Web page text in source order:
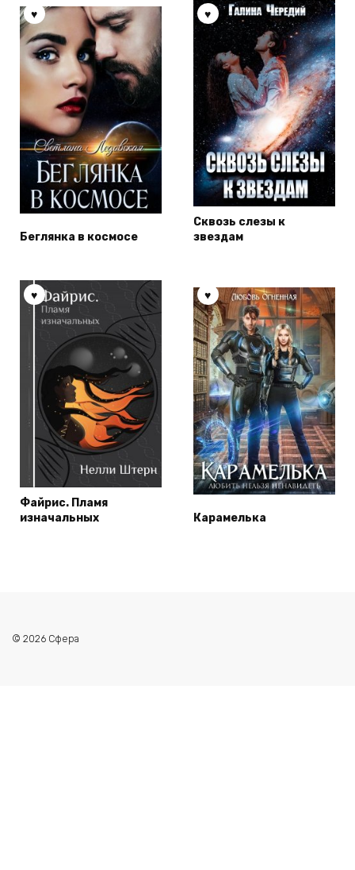
Беглянка в космосе
Сквозь слезы к
звездам
Файрис. Пламя
изначальных
Карамелька
© 2026 Сфера